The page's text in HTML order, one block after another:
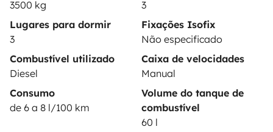
3500 kg
3
Lugares para dormir
3
Fixações Isofix
Não especificado
Combustível utilizado
Diesel
Caixa de velocidades
Manual
Consumo
de 6 a 8 l/100 km
Volume do tanque de
combustível
60 l
Modos de pagamento seguros
Pagamento em prestações
Descarregar na
Disponível na
Google Play